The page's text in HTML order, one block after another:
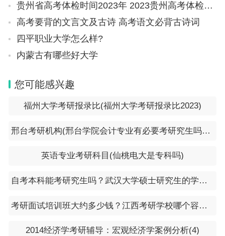
贵州省高考体检时间2023年 2023贵州高考体检时间
高考要背的文言文及古诗 高考语文必背古诗词
四平职业大学怎么样?
内蒙古有哪些好大学
您可能感兴趣
福州大学考研报录比(福州大学考研报录比2023)
邢台考研机构(邢台学院会计专业有必要考研究生吗邢台学院会计专业考研报哪些学校)
英语专业考研科目(仙桃电大是专科吗)
自考本科能考研究生吗？武汉大学硕士研究生的学费一年是多少
考研面试培训班大约多少钱？江西考研学校哪个容易些
2014经济学考研辅导：宏观经济学案例分析(4)